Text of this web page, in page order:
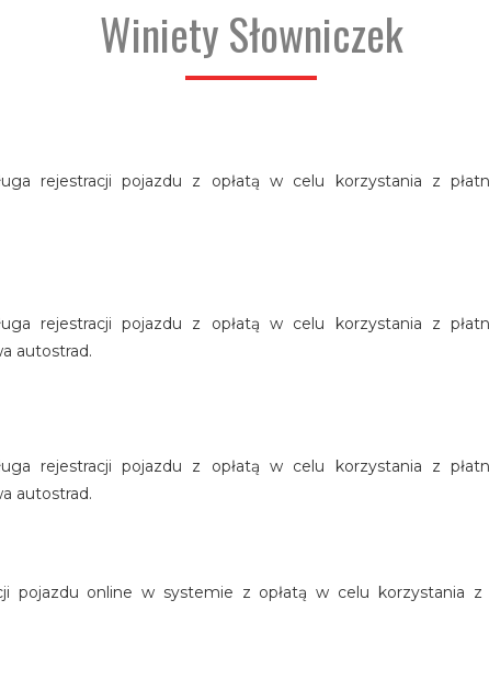
Winiety Słowniczek
rejestracji pojazdu z opłatą w celu korzystania z
rejestracji pojazdu z opłatą w celu korzystania z
autostrad.
rejestracji pojazdu z opłatą w celu korzystania z
autostrad.
pojazdu online w systemie z opłatą w celu korzystania